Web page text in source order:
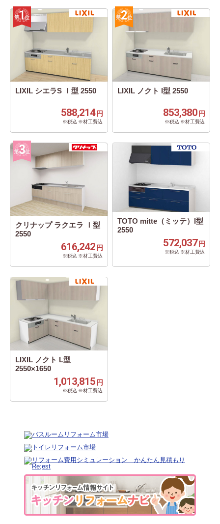
LIXIL シエラS Ｉ型 2550
588,214 円
※税込 ※材工費込
LIXIL ノクト I型 2550
853,380 円
※税込 ※材工費込
クリナップ ラクエラ Ｉ型
2550
616,242 円
※税込 ※材工費込
TOTO mitte（ミッテ）I型
2550
572,037 円
※税込 ※材工費込
LIXIL ノクト L型
2550×1650
1,013,815 円
※税込 ※材工費込